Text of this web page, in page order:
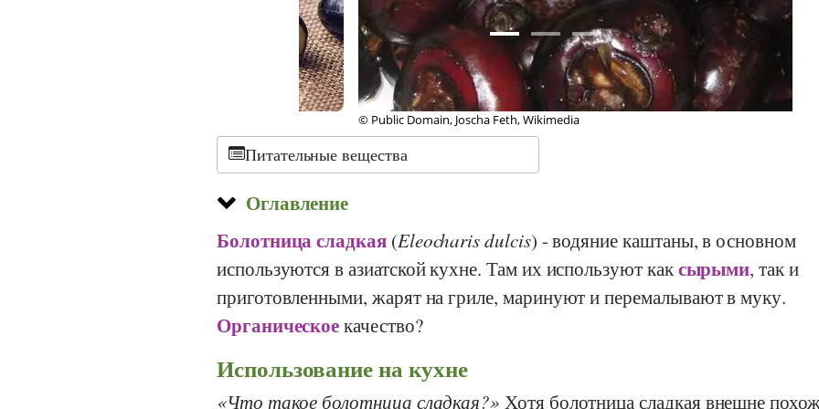
© Public Domain, Joscha Feth, Wikimedia
Питательные вещества
Оглавление
Болотницасладкая (Eleocharis dulcis) - водяние каштаны, в основном
используются в азиатской кухне. Там их используют каксырыми, так и
приготовленными, жарят на гриле, маринуют и перемалывают в муку.
Органическоекачество?
Использование на кухне
Что такое болотница сладкая? Хотя болотница сладкая внешне